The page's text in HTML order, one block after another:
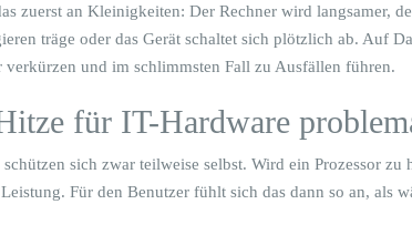
z
e,
t
a
u
b
u
zuerst an Kleinigkeiten: Der Rechner wird langsamer,
träge oder das Gerät schaltet sich plötzlich ab. Auf
verkürzen und im schlimmsten Fall zu Ausfällen führen.
für IT-Hardware
sich zwar teilweise selbst. Wird ein Prozessor zu
Für den Benutzer fühlt sich das dann so an, als